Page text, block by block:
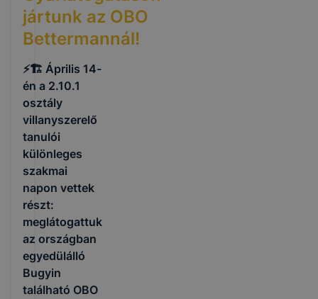
jártunk az OBO
Bettermannál!
⚡🏗️ Április 14-
én a 2.10.1
osztály
villanyszerelő
tanulói
különleges
szakmai
napon vettek
részt:
meglátogattuk
az országban
egyedülálló
Bugyin
található OBO